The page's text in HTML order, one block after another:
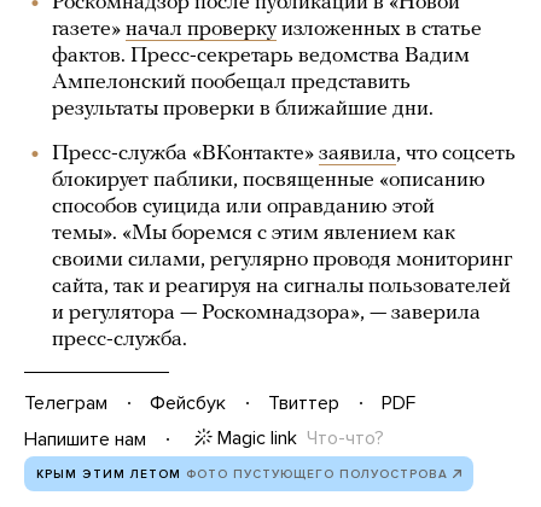
газете» начал проверкуизложенных в статье
фактов. Пресс-секретарь ведомства Вадим
Ампелонский пообещал представить
результаты проверки в ближайшие дни.
Пресс-служба «ВКонтакте» заявила, что соцсеть
блокирует паблики, посвященные «описанию
способов суицида или оправданию этой
темы». «Мы боремся с этим явлением как
своими силами, регулярно проводя мониторинг
сайта, так и реагируя на сигналы пользователей
и регулятора — Роскомнадзора», — заверила
пресс-служба.
Телеграм Фейсбук Твиттер
PDF
Напишите нам
Magic link Что-что?
КРЫМ ЭТИМ ЛЕТОМ ФОТО ПУСТУЮЩЕГО ПОЛУОСТРОВА